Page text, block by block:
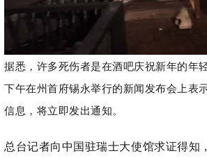
据悉，许多死伤者是在酒吧庆祝新年的年
下午在州首府锡永举行的新闻发布会上表
信息，将立即发出通知。
总台记者向中国驻瑞士大使馆求证得知，